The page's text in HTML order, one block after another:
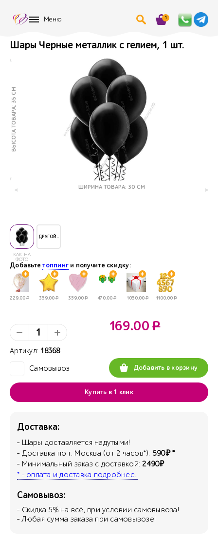
Меню 1
Шары Черные металлик с гелием, 1 шт.
ВЫСОТА ТОВАРА: 35 СМ
ШИРИНА ТОВАРА: 30 СМ
КАК НА
ФОТО
ДРУГОЙ..
Добавьтетоппинг и получите скидку:
229.00Р 359.00Р 359.00Р 470.00Р 1050.00Р 1100.00Р
Артикул: 18368
Самовывоз
169.00 Р
Добавить в корзину
Купить в 1 клик
Доставка:
- Шары доставляется надутыми!
- Доставка по г. Москва (от 2 часов*): 590₽ *
- Минимальный заказ с доставкой:2490₽
* - оплата и доставка подробнее..
Самовывоз:
- Скидка 5% на всё, при условии самовывоза!
- Любая сумма заказа при самовывозе!